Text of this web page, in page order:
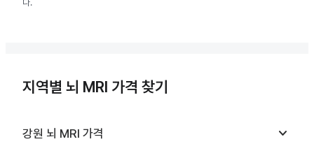
다.
지역별 뇌 MRI 가격 찾기
강원 뇌 MRI 가격 keyboard_arrow_down